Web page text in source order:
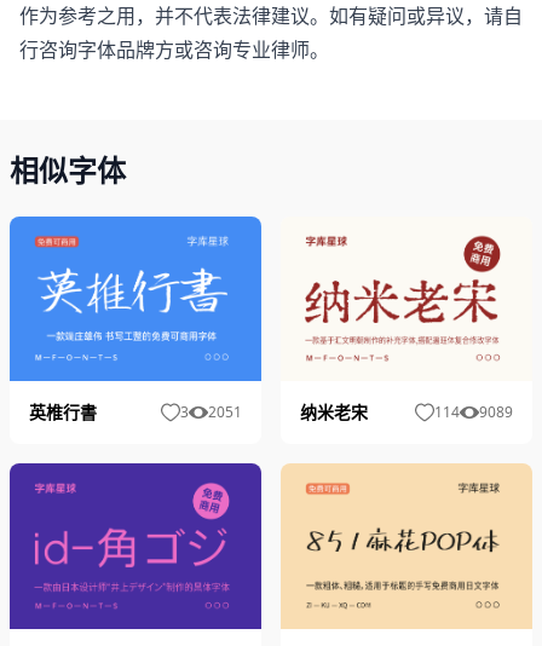
作为参考之用，并不代表法律建议。如有疑问或异议，请自
行咨询字体品牌方或咨询专业律师。
相似字体
英椎行書 3 2051 纳米老宋 114 9089